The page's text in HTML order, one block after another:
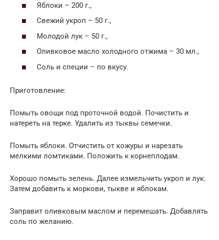
Яблоки – 200 г.,
Свежий укроп – 50 г.,
Молодой лук – 50 г.,
Оливковое масло холодного отжима – 30 мл.,
Соль и специи – по вкусу.
Приготовление:
Помыть овощи под проточной водой. Почистить и
натереть на терке. Удалить из тыквы семечки.
Помыть яблоки. Отчистить от кожуры и нарезать
мелкими ломтиками. Положить к корнеплодам.
Хорошо помыть зелень. Далее измельчить укроп и лук.
Затем добавить к моркови, тыкве и яблокам.
Заправит оливковым маслом и перемешать. Добавлять
соль по желанию.